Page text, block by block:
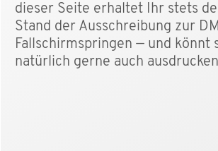
dieser Seite erhaltet Ihr stets
Stand der Ausschreibung zur
Fallschirmspringen — und könnt
natürlich gerne auch